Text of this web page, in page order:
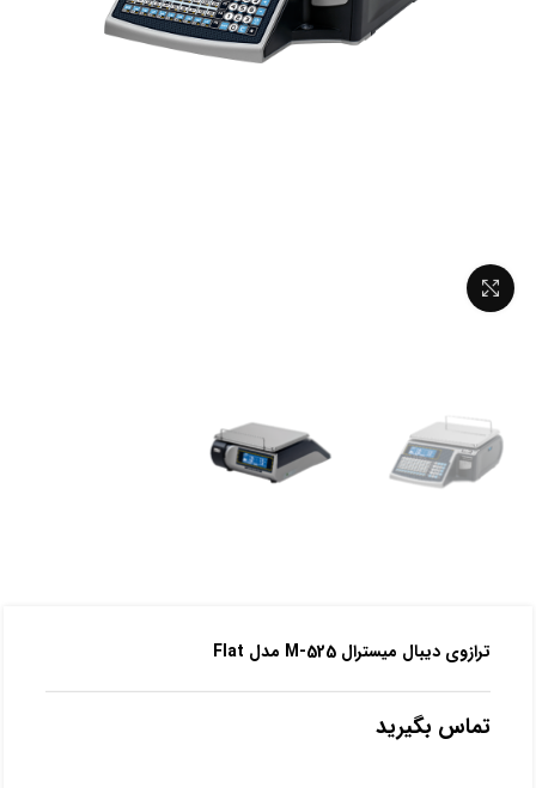
ترازوی دیبال میسترال M-525 مدل Flat
تماس بگیرید